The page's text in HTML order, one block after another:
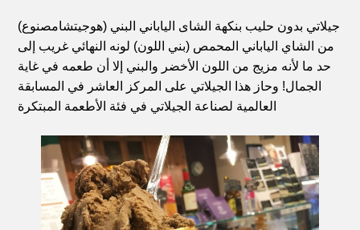
(جيلاتي بدون حليب بنكهة الشاى الياباني البني (هوجيتشامصنوع
من الشاي الياباني المحمص (بني اللون) لونه النهائي غريب إلى
حد ما لأنه مزيج من اللون الأخضر والبني إلا أن طعمه في غاية
الجمال! وحاز هذا الجيلاتي على المركز العاشر في المسابقة
العالمية لصناعة الجيلاتي في فئة الأطعمة المبتكرة